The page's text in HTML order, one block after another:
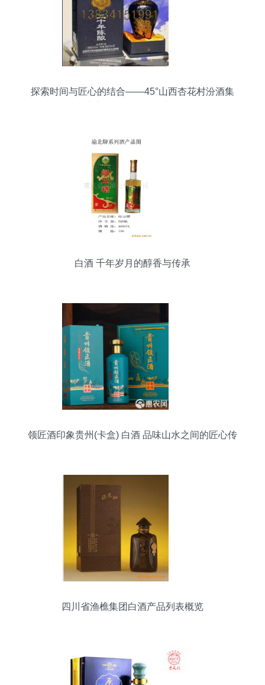
探索时间与匠心的结合——45°山西杏花村汾酒集
白酒 千年岁月的醇香与传承
领匠酒印象贵州(卡盒) 白酒 品味山水之间的匠心传
四川省渔樵集团白酒产品列表概览